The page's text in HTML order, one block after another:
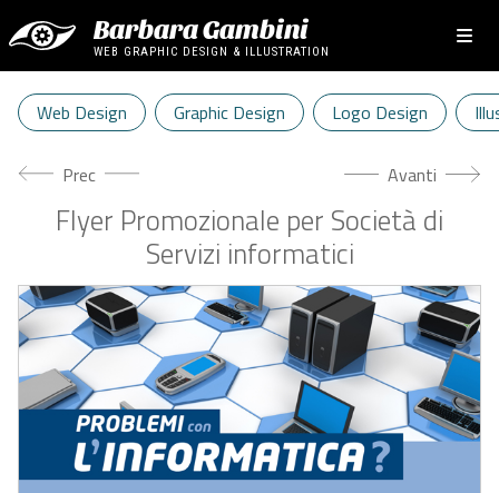
Barbara Gambini
WEB GRAPHIC DESIGN & ILLUSTRATION
Web Design Graphic Design Logo Design
Articolo precedente: Flyer A5 per Corsi di Apnea
Prec Articolo
Avanti
Flyer Promozionale per Società di
Servizi informatici